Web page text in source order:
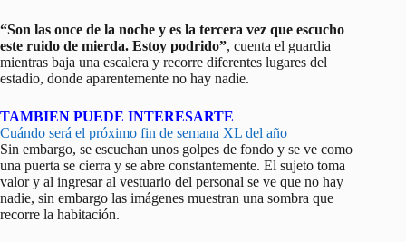
“Son las once de la noche y es la tercera vez que escucho
este ruido de mierda. Estoy podrido”, cuenta el guardia
mientras baja una escalera y recorre diferentes lugares del
estadio, donde aparentemente no hay nadie.
TAMBIEN PUEDE INTERESARTE
Cuándo será el próximo fin de semana XL del año
Sin embargo, se escuchan unos golpes de fondo y se ve como
una puerta se cierra y se abre constantemente. El sujeto toma
valor y al ingresar al vestuario del personal se ve que no hay
nadie, sin embargo las imágenes muestran una sombra que
recorre la habitación.